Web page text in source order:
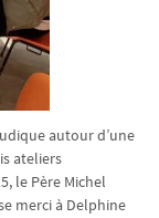
autour d’une
ateliers
le Père Michel
merci à Delphine